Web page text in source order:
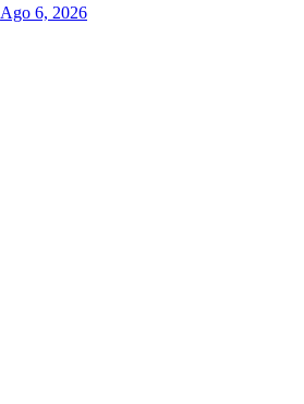
Ago 6, 2026